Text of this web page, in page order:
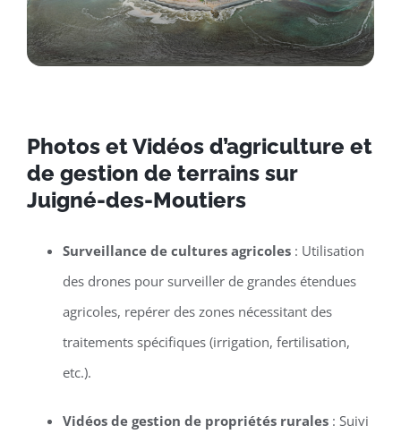
Photos et Vidéos d’agriculture et
de gestion de terrains sur
Juigné-des-Moutiers
Surveillance de cultures agricoles: Utilisation
des drones pour surveiller de grandes étendues
agricoles, repérer des zones nécessitant des
traitements spécifiques (irrigation, fertilisation,
etc.).
Vidéos de gestion de propriétés rurales: Suivi